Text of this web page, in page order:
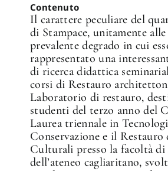
Contenuto
Il carattere peculiare del
di Stampace, unitamente
prevalente degrado in cui
rappresentato una
di ricerca didattica
corsi di Restauro
Laboratorio di restauro,
studenti del terzo anno del
Laurea triennale in
Conservazione e il Restauro
Culturali presso la facoltà
dell’ateneo cagliaritano,